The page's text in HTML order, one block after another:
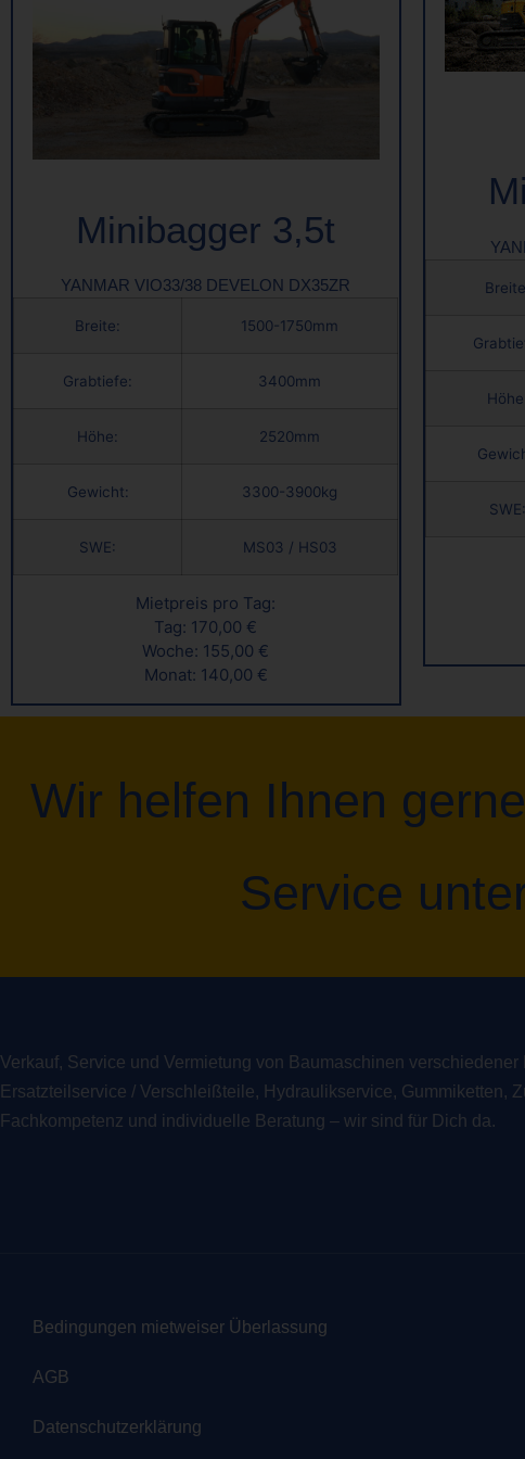
Minibagger 3,5t
YANMAR VIO33/38 DEVELON DX35ZR
Breite: 1500-1750mm
Grabtiefe: 3400mm
Höhe: 2520mm
Gewicht: 3300-3900kg
SWE: MS03 / HS03
Mietpreis pro Tag:
Tag: 170,00 €
Woche: 155,00 €
Monat: 140,00 €
Höhe:
SWE:
Wir helfen Ihnen
Service
Verkauf, Service und Vermietung von Baumaschinen verschiedener
Ersatzteilservice / Verschleißteile, Hydraulikservice, Gummiketten,
Fachkompetenz und individuelle Beratung – wir sind für Dich da.
Bedingungen mietweiser Überlassung
AGB
Datenschutzerklärung